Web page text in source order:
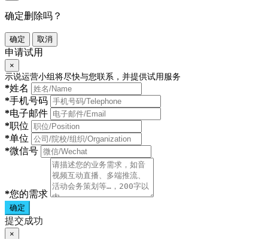
确定删除吗？
确定 取消
申请试用
×
示说运营小组将尽快与您联系，并提供试用服务
*姓名
*手机号码
*电子邮件
*职位
*单位
*微信号
*您的需求
确定
提交成功
×